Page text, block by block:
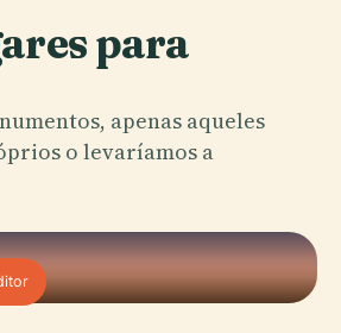
para
apenas aqueles
o levaríamos a